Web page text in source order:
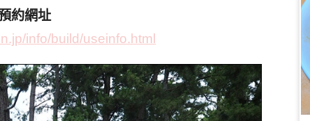
約網址
info/build/useinfo.html